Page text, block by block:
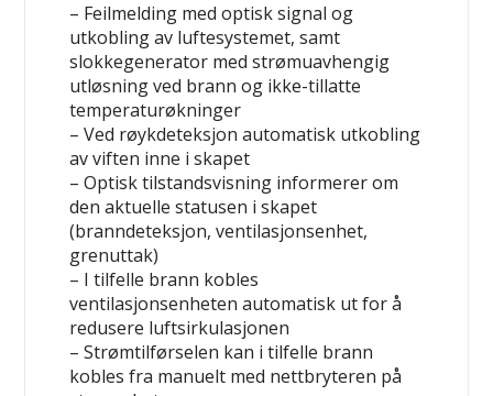
– Feilmelding med optisk signal og
utkobling av luftesystemet, samt
slokkegenerator med strømuavhengig
utløsning ved brann og ikke-tillatte
temperaturøkninger
– Ved røykdeteksjon automatisk utkobling
av viften inne i skapet
– Optisk tilstandsvisning informerer om
den aktuelle statusen i skapet
(branndeteksjon, ventilasjonsenhet,
grenuttak)
– I tilfelle brann kobles
ventilasjonsenheten automatisk ut for å
redusere luftsirkulasjonen
– Strømtilførselen kan i tilfelle brann
kobles fra manuelt med nettbryteren på